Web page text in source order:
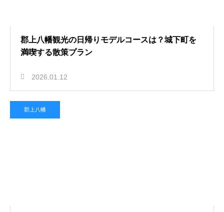
郡上八幡観光の日帰りモデルコースは？城下町を
満喫する散策プラン
2026.01.12
郡上八幡